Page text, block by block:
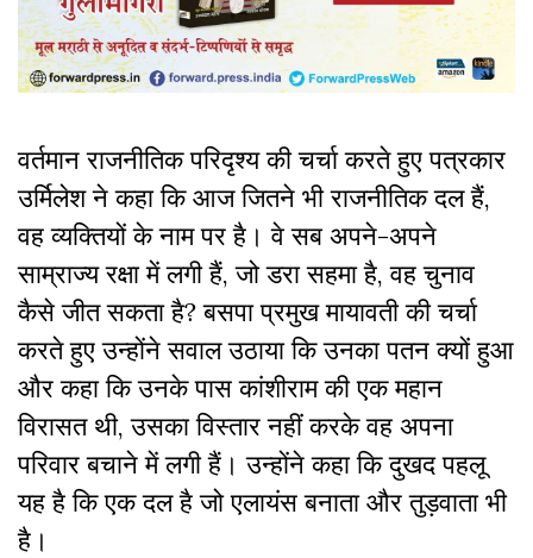
वर्तमान राजनीतिक परिदृश्य की चर्चा करते हुए पत्रकार
उर्मिलेश ने कहा कि आज जितने भी राजनीतिक दल हैं,
वह व्यक्तियों के नाम पर है। वे सब अपने-अपने
साम्राज्य रक्षा में लगी हैं, जो डरा सहमा है, वह चुनाव
कैसे जीत सकता है? बसपा प्रमुख मायावती की चर्चा
करते हुए उन्होंने सवाल उठाया कि उनका पतन क्यों हुआ
और कहा कि उनके पास कांशीराम की एक महान
विरासत थी, उसका विस्तार नहीं करके वह अपना
परिवार बचाने में लगी हैं। उन्होंने कहा कि दुखद पहलू
यह है कि एक दल है जो एलायंस बनाता और तुड़वाता भी
है।